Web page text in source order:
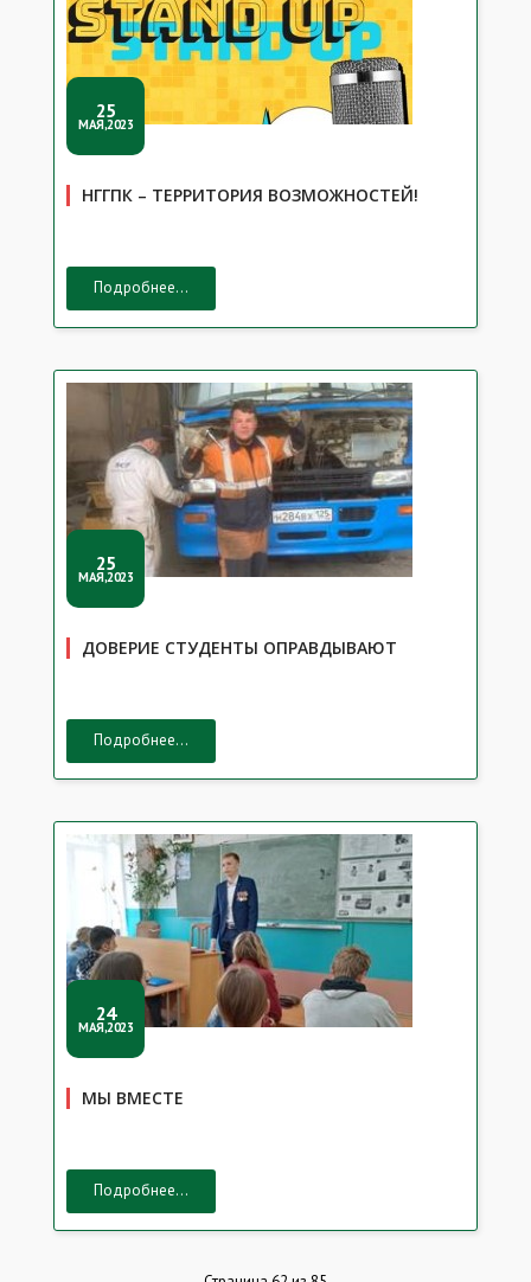
25
МАЯ,2023
НГГПК – ТЕРРИТОРИЯ ВОЗМОЖНОСТЕЙ!
Подробнее...
25
МАЯ,2023
ДОВЕРИЕ СТУДЕНТЫ ОПРАВДЫВАЮТ
Подробнее...
24
МАЯ,2023
МЫ ВМЕСТЕ
Подробнее...